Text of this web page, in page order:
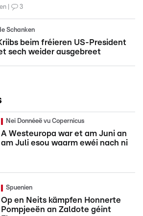
3
Schanken
beim fréieren US-President
sech weider ausgebreet
Nei Donnéeë vu Copernicus
A Westeuropa war et am Juni an
am Juli esou waarm ewéi nach ni
Spuenien
Op en Neits kämpfen Honnerte
Pompjeeën an Zaldote géint